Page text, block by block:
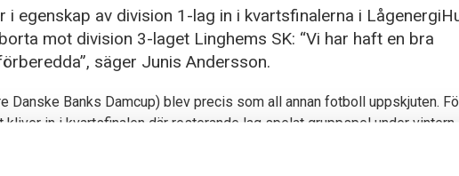
i egenskap av division 1-lag in i kvartsfinalerna i
mot division 3-laget Linghems SK: “Vi har haft en bra
säger Junis Andersson.
Danske Banks Damcup) blev precis som all annan fotboll uppskjuten.
kliver in i kvartsfinalen där resterande lag spelat gruppspel under vintern.
division 2 tillsammans med småländska Frödinge-Brantestad SK. De
i grupp B efter tre segrar (mot BK Derby, BK Tinnis och LiU AIF)